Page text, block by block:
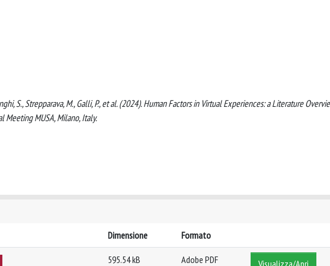
S., Strepparava, M., Galli, P., et al. (2024). Human Factors in Virtual Experiences: a Literature
Meeting MUSA, Milano, Italy.
Dimensione Formato
595.54 kB Adobe PDF Visualizza/Apri